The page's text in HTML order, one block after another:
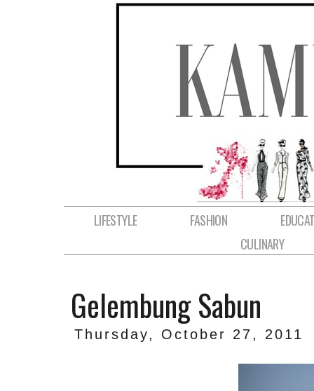
LIFESTYLE FASHION
CULINARY
Gelembung Sabun
Thursday, October 27, 2011